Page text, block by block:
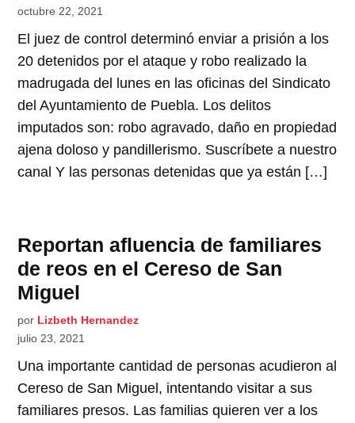
octubre 22, 2021
El juez de control determinó enviar a prisión a los
20 detenidos por el ataque y robo realizado la
madrugada del lunes en las oficinas del Sindicato
del Ayuntamiento de Puebla. Los delitos
imputados son: robo agravado, daño en propiedad
ajena doloso y pandillerismo. Suscríbete a nuestro
canal Y las personas detenidas que ya están […]
Reportan afluencia de familiares
de reos en el Cereso de San
Miguel
por Lizbeth Hernandez
julio 23, 2021
Una importante cantidad de personas acudieron al
Cereso de San Miguel, intentando visitar a sus
familiares presos. Las familias quieren ver a los